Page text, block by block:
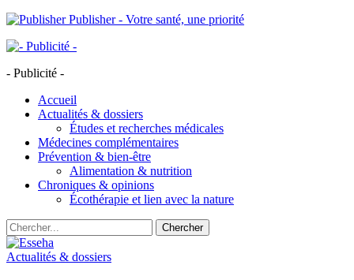
Publisher - Votre santé, une priorité
- Publicité -
Accueil
Actualités & dossiers
Études et recherches médicales
Médecines complémentaires
Prévention & bien-être
Alimentation & nutrition
Chroniques & opinions
Écothérapie et lien avec la nature
Actualités & dossiers